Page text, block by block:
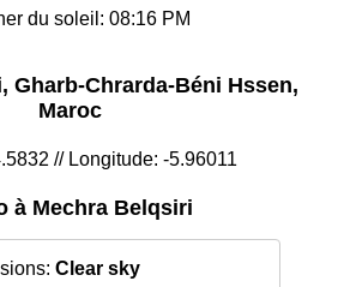
du soleil: 08:16 PM
Gharb-Chrarda-Béni Hssen,
Maroc
// Longitude: -5.96011
à Mechra Belqsiri
Clear sky